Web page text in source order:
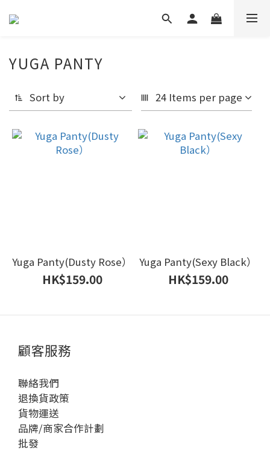
YUGA PANTY
Sort by 24 Items per page
Yuga Panty(Dusty Rose）
HK$159.00
Yuga Panty(Sexy Black）
HK$159.00
顧客服務
聯絡我們
退換貨政策
貨物運送
品牌/商家合作計劃
批發